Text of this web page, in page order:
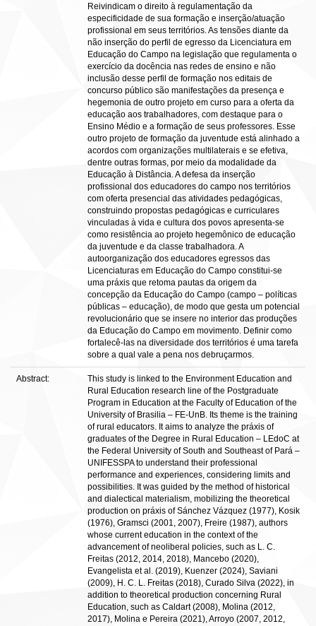
Reivindicam o direito à regulamentação da
especificidade de sua formação e inserção/atuação
profissional em seus territórios. As tensões diante da
não inserção do perfil de egresso da Licenciatura em
Educação do Campo na legislação que regulamenta o
exercício da docência nas redes de ensino e não
inclusão desse perfil de formação nos editais de
concurso público são manifestações da presença e
hegemonia de outro projeto em curso para a oferta da
educação aos trabalhadores, com destaque para o
Ensino Médio e a formação de seus professores. Esse
outro projeto de formação da juventude está alinhado a
acordos com organizações multilaterais e se efetiva,
dentre outras formas, por meio da modalidade da
Educação à Distância. A defesa da inserção
profissional dos educadores do campo nos territórios
com oferta presencial das atividades pedagógicas,
construindo propostas pedagógicas e curriculares
vinculadas à vida e cultura dos povos apresenta-se
como resistência ao projeto hegemônico de educação
da juventude e da classe trabalhadora. A
autoorganização dos educadores egressos das
Licenciaturas em Educação do Campo constitui-se
uma práxis que retoma pautas da origem da
concepção da Educação do Campo (campo ‒ políticas
públicas ‒ educação), de modo que gesta um potencial
revolucionário que se insere no interior das produções
da Educação do Campo em movimento. Definir como
fortalecê-las na diversidade dos territórios é uma tarefa
sobre a qual vale a pena nos debruçarmos.
Abstract:
This study is linked to the Environment Education and
Rural Education research line of the Postgraduate
Program in Education at the Faculty of Education of the
University of Brasilia ‒ FE-UnB. Its theme is the training
of rural educators. It aims to analyze the práxis of
graduates of the Degree in Rural Education ‒ LEdoC at
the Federal University of South and Southeast of Pará ‒
UNIFESSPA to understand their professional
performance and experiences, considering limits and
possibilities. It was guided by the method of historical
and dialectical materialism, mobilizing the theoretical
production on práxis of Sánchez Vázquez (1977), Kosik
(1976), Gramsci (2001, 2007), Freire (1987), authors
whose current education in the context of the
advancement of neoliberal policies, such as L. C.
Freitas (2012, 2014, 2018), Mancebo (2020),
Evangelista et al. (2019), Kuenzer (2024), Saviani
(2009), H. C. L. Freitas (2018), Curado Silva (2022), in
addition to theoretical production concerning Rural
Education, such as Caldart (2008), Molina (2012,
2017), Molina e Pereira (2021), Arroyo (2007, 2012,